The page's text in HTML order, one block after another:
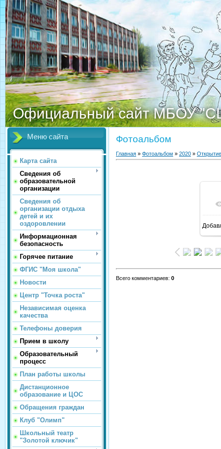
Официальный сайт МБОУ
Меню сайта
Карта сайта
Сведения об
образовательной
организации
Сведения об
организации отдыха
детей и их
оздоровлении
Информационная
безопасность
Горячее питание
ФГИС "Моя школа"
Новости
Центр "Точка роста"
Независимая оценка
качества
Телефоны доверия
Прием в школу
Образовательный
процесс
План работы школы
Дистанционное
образование и ЦОС
Обращения граждан
Клуб "Олимп"
Школьный театр
"Золотой ключик"
Фотоальбом
Главная » Фотоальбом » 2020 »
Всего комментариев: 0